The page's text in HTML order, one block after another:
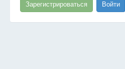
Зарегистрироваться Войти